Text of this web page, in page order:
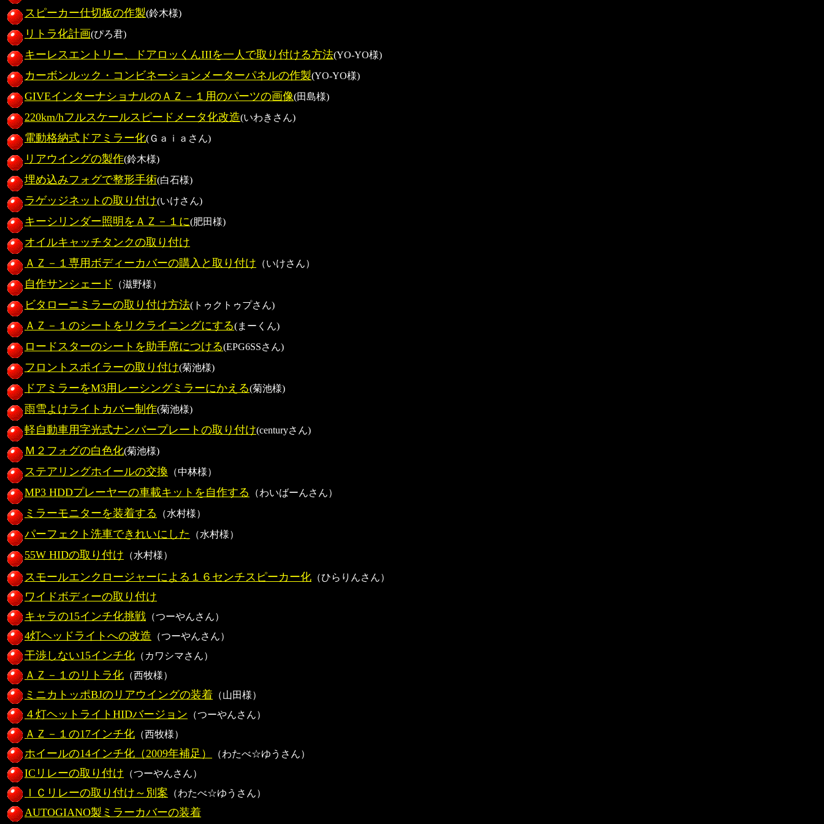
スピーカー仕切板の作製(鈴木様)
リトラ化計画(ぴろ君)
キーレスエントリー、ドアロッくんIIIを一人で取り付ける方法(YO-YO様)
カーボンルック・コンビネーションメーターパネルの作製(YO-YO様)
GIVEインターナショナルのＡＺ－１用のパーツの画像(田島様)
220km/hフルスケールスピードメータ化改造(いわきさん)
電動格納式ドアミラー化(Ｇａｉａさん)
リアウイングの製作(鈴木様)
埋め込みフォグで整形手術(白石様)
ラゲッジネットの取り付け(いけさん)
キーシリンダー照明をＡＺ－１に(肥田様)
オイルキャッチタンクの取り付け
ＡＺ－１専用ボディーカバーの購入と取り付け （いけさん）
自作サンシェード （滋野様）
ビタローニミラーの取り付け方法(トゥクトゥプさん)
ＡＺ－１のシートをリクライニングにする(まーくん)
ロードスターのシートを助手席につける(EPG6SSさん)
フロントスポイラーの取り付け(菊池様)
ドアミラーをM3用レーシングミラーにかえる(菊池様)
雨雪よけライトカバー制作(菊池様)
軽自動車用字光式ナンバープレートの取り付け(centuryさん)
Ｍ２フォグの白色化(菊池様)
ステアリングホイールの交換 （中林様）
MP3 HDDプレーヤーの車載キットを自作する （わいばーんさん）
ミラーモニターを装着する （水村様）
パーフェクト洗車できれいにした （水村様）
55W HIDの取り付け （水村様）
スモールエンクロージャーによる１６センチスピーカー化 （ひらりんさん）
ワイドボディーの取り付け
キャラの15インチ化挑戦 （つーやんさん）
4灯ヘッドライトへの改造 （つーやんさん）
干渉しない15インチ化 （カワシマさん）
ＡＺ－１のリトラ化 （西牧様）
ミニカトッポBJのリアウイングの装着 （山田様）
４灯ヘットライトHIDバージョン （つーやんさん）
ＡＺ－１の17インチ化 （西牧様）
ホイールの14インチ化（2009年補足） （わたべ☆ゆうさん）
ICリレーの取り付け （つーやんさん）
ＩＣリレーの取り付け～別案 （わたべ☆ゆうさん）
AUTOGIANO製ミラーカバーの装着